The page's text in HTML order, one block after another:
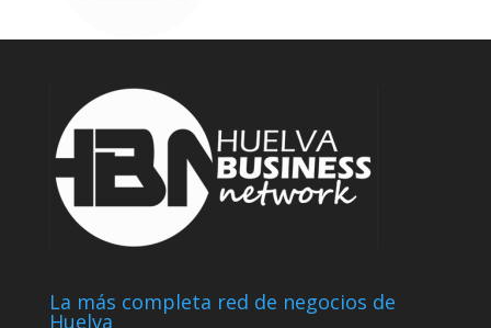
La más completa red de negocios de
Huelva